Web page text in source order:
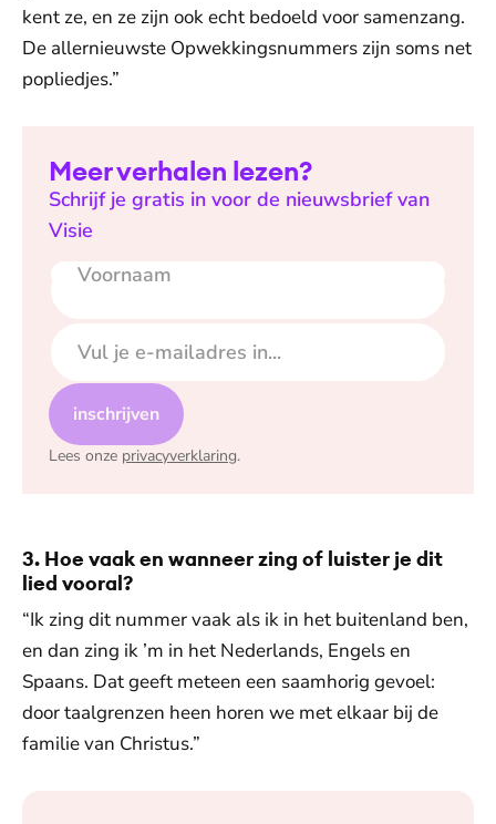
kent ze, en ze zijn ook echt bedoeld voor samenzang.
De allernieuwste Opwekkingsnummers zijn soms net
popliedjes.”
Meer verhalen lezen?
Schrijf je gratis in voor de nieuwsbrief van
Visie
Voornaam
E-mailadres
inschrijven
Lees onze privacyverklaring.
3. Hoe vaak en wanneer zing of luister je dit
lied vooral?
“Ik zing dit nummer vaak als ik in het buitenland ben,
en dan zing ik ’m in het Nederlands, Engels en
Spaans. Dat geeft meteen een saamhorig gevoel:
door taalgrenzen heen horen we met elkaar bij de
familie van Christus.”